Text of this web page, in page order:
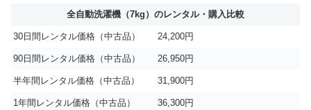
全自動洗濯機（7kg）のレンタル・購入比較
30日間レンタル価格（中古品） 24,200円
90日間レンタル価格（中古品） 26,950円
半年間レンタル価格（中古品） 31,900円
1年間レンタル価格（中古品） 36,300円